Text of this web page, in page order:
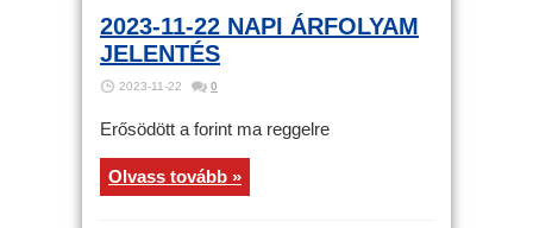
2023-11-22 NAPI ÁRFOLYAM
JELENTÉS
2023-11-22 0
Erősödött a forint ma reggelre
Olvass tovább »